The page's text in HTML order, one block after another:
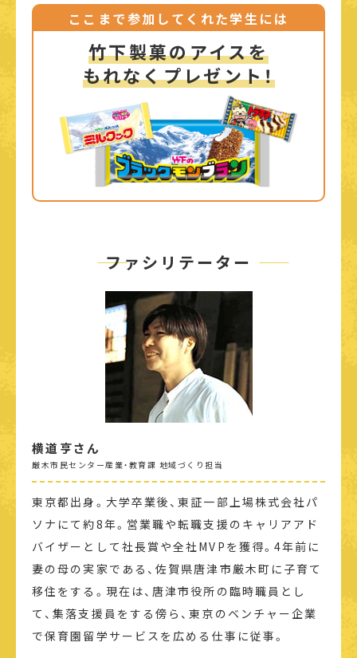
ここまで参加してくれた学生には
竹下製菓のアイスを
もれなくプレゼント！
――ファシリテーター ――
横道亨さん
厳木市民センター産業・教育課 地域づくり担当
東京都出身。大学卒業後、東証一部上場株式会社パ
ソナにて約8年。営業職や転職支援のキャリアアド
バイザーとして社長賞や全社MVPを獲得。4年前に
妻の母の実家である、佐賀県唐津市厳木町に子育て
移住をする。現在は、唐津市役所の臨時職員とし
て、集落支援員をする傍ら、東京のベンチャー企業
で保育園留学サービスを広める仕事に従事。